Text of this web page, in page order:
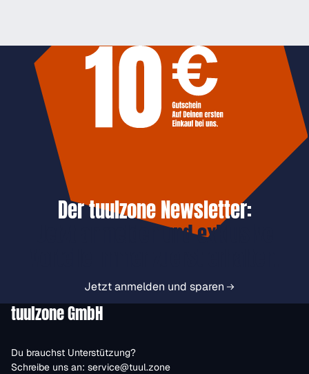
Der tuulzone Newsletter:
Jetzt anmelden und exklusive
Jetzt anmelden und sparen
tuulzone GmbH
Du brauchst Unterstützung?
Schreibe uns an: service@tuul.zone